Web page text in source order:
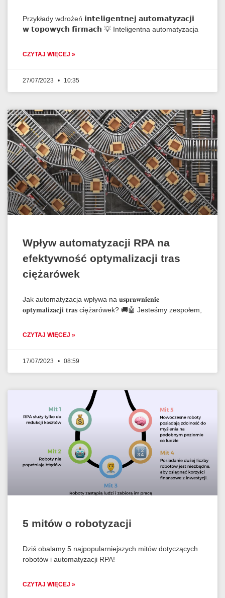
Przykłady wdrożeń 𝗶𝗻𝘁𝗲𝗹𝗶𝗴𝗲𝗻𝘁𝗻𝗲𝗷 𝗮𝘂𝘁𝗼𝗺𝗮𝘁𝘆𝘇𝗮𝗰𝗷𝗶
𝘄 𝘁𝗼𝗽𝗼𝘄𝘆𝗰𝗵 𝗳𝗶𝗿𝗺𝗮𝗰𝗵 💡 Inteligentna automatyzacja
CZYTAJ WIĘCEJ »
27/07/2023 10:35
Wpływ automatyzacji RPA na
efektywność optymalizacji tras
ciężarówek
Jak automatyzacja wpływa na 𝐮𝐬𝐩𝐫𝐚𝐰𝐧𝐢𝐞𝐧𝐢𝐞
𝐨𝐩𝐭𝐲𝐦𝐚𝐥𝐢𝐳𝐚𝐜𝐣𝐢 𝐭𝐫𝐚𝐬 ciężarówek? 🚚🤖 Jesteśmy zespołem,
CZYTAJ WIĘCEJ »
17/07/2023 08:59
5 mitów o robotyzacji
Dziś obalamy 5 najpopularniejszych mitów dotyczących
robotów i automatyzacji RPA!
CZYTAJ WIĘCEJ »